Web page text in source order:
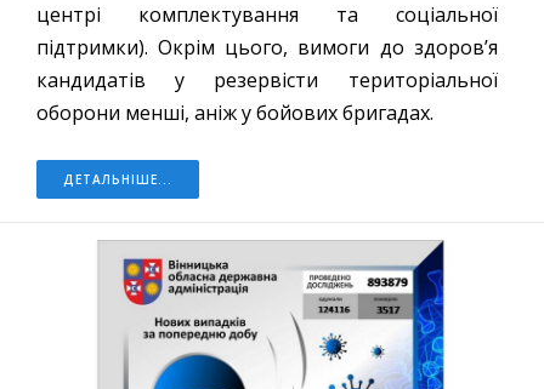
центрі комплектування та соціальної
підтримки). Окрім цього, вимоги до здоров’я
кандидатів у резервісти територіальної
оборони менші, аніж у бойових бригадах.
ДЕТАЛЬНІШЕ...